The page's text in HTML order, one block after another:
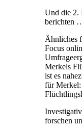
Und die 2.
berichten
Ähnliches
Focus
Merkels
ist es
für
forschen